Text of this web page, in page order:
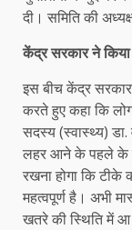
दी। समिति की
केंद्र सरकार ने
इस बीच केंद्र
करते हुए कहा कि
सदस्य (स्वास्थ्य)
लहर आने के पहले के
रखना होगा कि
महत्‍वपूर्ण है। अभी
खतरे की स्थिति में आ